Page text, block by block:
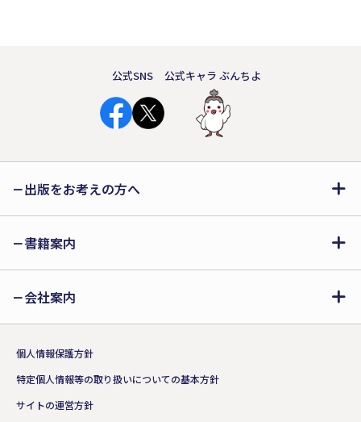
公式SNS 公式キャラ ぶんちよ
出版をお考えの方へ
書籍案内
会社案内
個人情報保護方針
特定個人情報等の取り扱いについての基本方針
サイトの運営方針